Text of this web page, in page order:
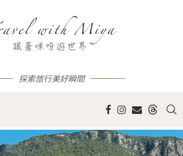
探索旅行美好瞬間